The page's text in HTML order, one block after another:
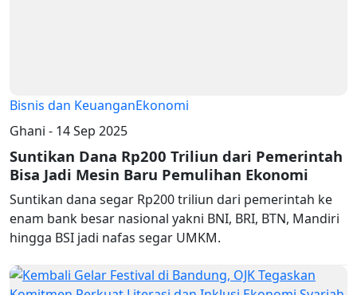
Bisnis dan KeuanganEkonomi
Ghani - 14 Sep 2025
Suntikan Dana Rp200 Triliun dari Pemerintah
Bisa Jadi Mesin Baru Pemulihan Ekonomi
Suntikan dana segar Rp200 triliun dari pemerintah ke
enam bank besar nasional yakni BNI, BRI, BTN, Mandiri
hingga BSI jadi nafas segar UMKM.